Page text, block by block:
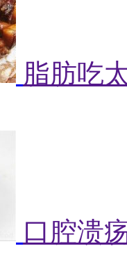
脂肪吃
口腔溃